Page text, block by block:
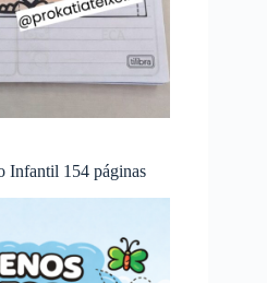
Infantil 154 páginas